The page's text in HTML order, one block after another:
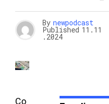
By newpodcast
Published 11.11
.2024
Со